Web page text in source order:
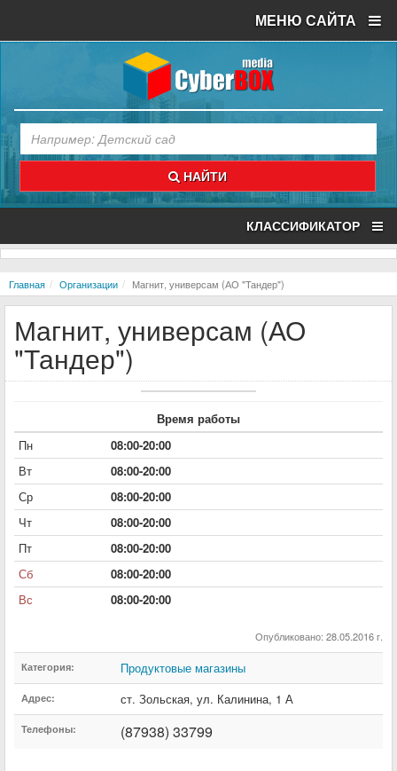
МЕНЮ САЙТА
НАЙТИ
КЛАССИФИКАТОР
Главная Организации Магнит, универсам (АО "Тандер")
Магнит, универсам (АО
"Тандер")
Время работы
Пн
08:00-20:00
Вт
08:00-20:00
Ср
08:00-20:00
Чт
08:00-20:00
Пт
08:00-20:00
Сб
08:00-20:00
Вс
08:00-20:00
Опубликовано: 28.05.2016 г.
Категория: Продуктовые магазины
Адрес: ст. Зольская, ул. Калинина, 1 А
Телефоны: (87938) 33799